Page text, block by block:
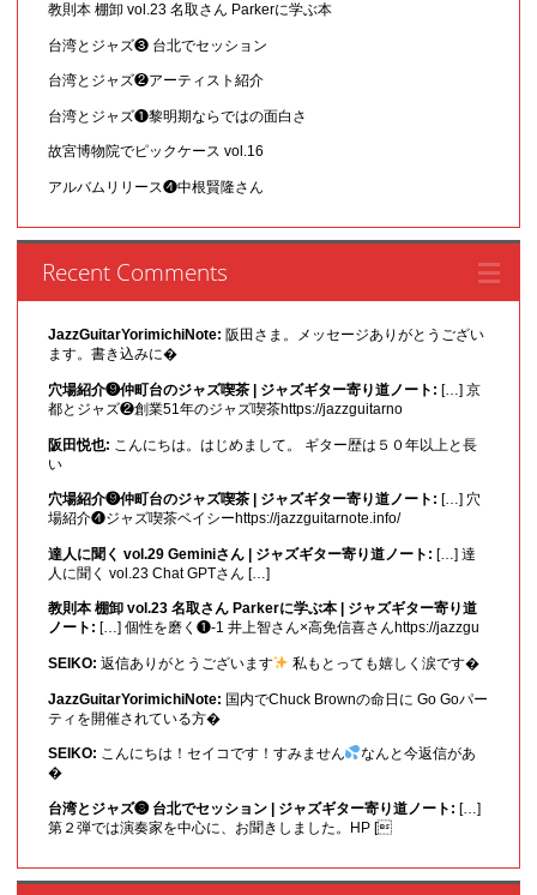
教則本 棚卸 vol.23 名取さん Parkerに学ぶ本
台湾とジャズ❸ 台北でセッション
台湾とジャズ❷アーティスト紹介
台湾とジャズ❶黎明期ならではの面白さ
故宮博物院でピックケース vol.16
アルバムリリース❹中根賢隆さん
Recent Comments
JazzGuitarYorimichiNote: 阪田さま。メッセージありがとうござい
ます。書き込みに�
穴場紹介❾仲町台のジャズ喫茶 | ジャズギター寄り道ノート: […] 京
都とジャズ❷創業51年のジャズ喫茶https://jazzguitarno
阪田悦也: こんにちは。はじめまして。 ギター歴は５０年以上と長
い
穴場紹介❾仲町台のジャズ喫茶 | ジャズギター寄り道ノート: […] 穴
場紹介❹ジャズ喫茶ベイシーhttps://jazzguitarnote.info/
達人に聞く vol.29 Geminiさん | ジャズギター寄り道ノート: […] 達
人に聞く vol.23 Chat GPTさん […]
教則本 棚卸 vol.23 名取さん Parkerに学ぶ本 | ジャズギター寄り道
ノート: […] 個性を磨く❶-1 井上智さん×高免信喜さんhttps://jazzgu
SEIKO: 返信ありがとうございます 私もとっても嬉しく涙です�
JazzGuitarYorimichiNote: 国内でChuck Brownの命日に Go Goパー
ティを開催されている方�
SEIKO: こんにちは！セイコです！すみません
なんと今返信があ
�
台湾とジャズ❸ 台北でセッション | ジャズギター寄り道ノート: […]
第２弾では演奏家を中心に、お聞きしました。HP [